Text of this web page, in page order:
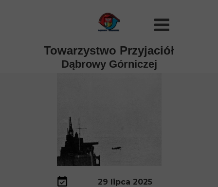
29 lipca 2025
Towarzystwo Przyjaciół
Dąbrowy Górniczej